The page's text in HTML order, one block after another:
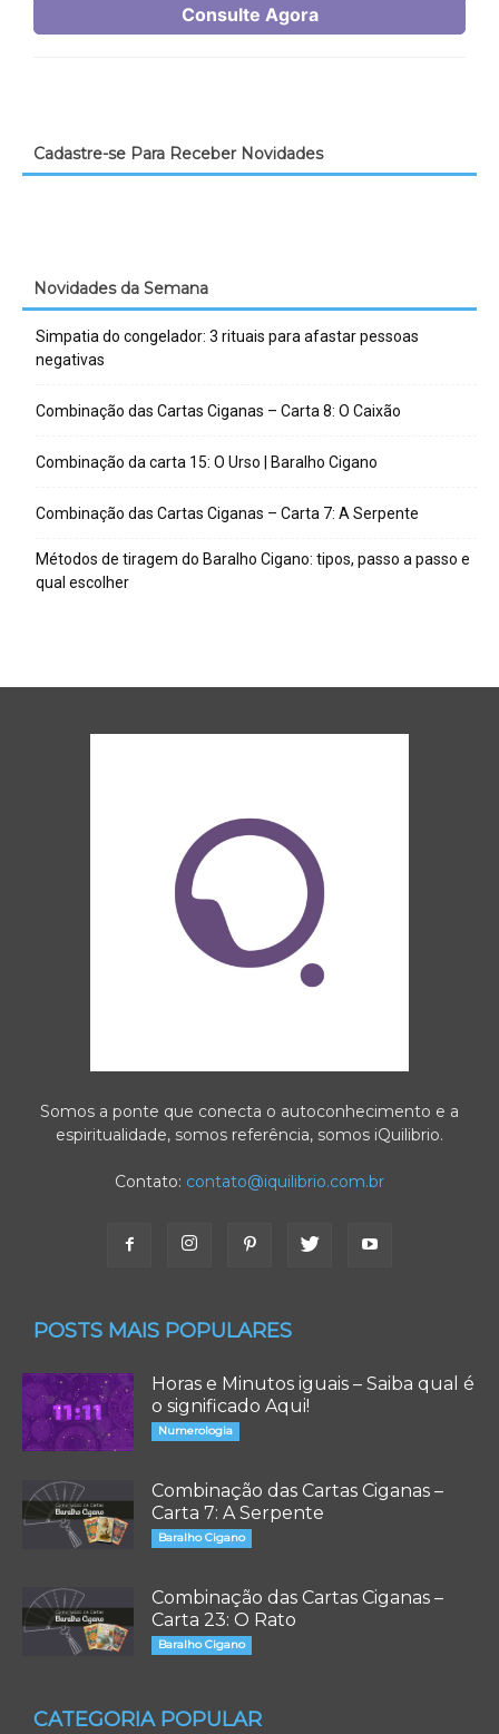
Cadastre-se Para Receber Novidades
Novidades da Semana
Simpatia do congelador: 3 rituais para afastar pessoas
negativas
Combinação das Cartas Ciganas – Carta 8: O Caixão
Combinação da carta 15: O Urso | Baralho Cigano
Combinação das Cartas Ciganas – Carta 7: A Serpente
Métodos de tiragem do Baralho Cigano: tipos, passo a passo e
qual escolher
Somos a ponte que conecta o autoconhecimento e a
espiritualidade, somos referência, somos iQuilibrio.
Contato: contato@iquilibrio.com.br
POSTS MAIS POPULARES
Horas e Minutos iguais – Saiba qual é
o significado Aqui!
Numerologia
Combinação das Cartas Ciganas –
Carta 7: A Serpente
Baralho Cigano
Combinação das Cartas Ciganas –
Carta 23: O Rato
Baralho Cigano
CATEGORIA POPULAR